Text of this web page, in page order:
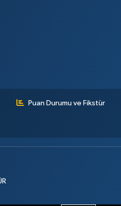
Puan Durumu ve Fikstür